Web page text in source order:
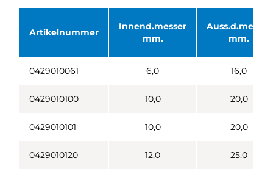
Artikelnummer
Innend.messer
mm.
Auss.d.messer
mm.
0429010061 6,0 16,0
0429010100 10,0 20,0
0429010101 10,0 20,0
0429010120 12,0 25,0